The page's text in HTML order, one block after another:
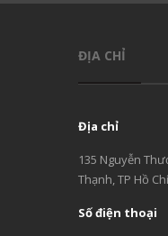
ĐỊA CHỈ
Địa chỉ
135 Nguyễn
Thạnh, TP Hồ
Số điện thoại